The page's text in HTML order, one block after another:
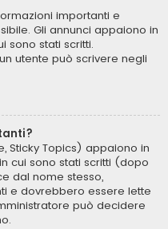
importanti e
Gli annunci appaiono in
sono stati scritti.
utente può scrivere negli
Sticky Topics) appaiono in
cui sono stati scritti (dopo
dal nome stesso,
e dovrebbero essere lette
può decidere